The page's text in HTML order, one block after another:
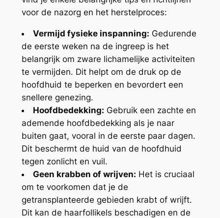
voor de nazorg en het herstelproces:
Vermijd fysieke inspanning: Gedurende
de eerste weken na de ingreep is het
belangrijk om zware lichamelijke activiteiten
te vermijden. Dit helpt om de druk op de
hoofdhuid te beperken en bevordert een
snellere genezing.
Hoofdbedekking: Gebruik een zachte en
ademende hoofdbedekking als je naar
buiten gaat, vooral in de eerste paar dagen.
Dit beschermt de huid van de hoofdhuid
tegen zonlicht en vuil.
Geen krabben of wrijven: Het is cruciaal
om te voorkomen dat je de
getransplanteerde gebieden krabt of wrijft.
Dit kan de haarfollikels beschadigen en de